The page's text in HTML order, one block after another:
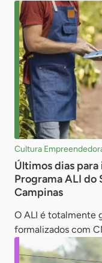
Cultura
Últimos dias
Programa ALI do
Campinas
O ALI é totalmente
formalizados com